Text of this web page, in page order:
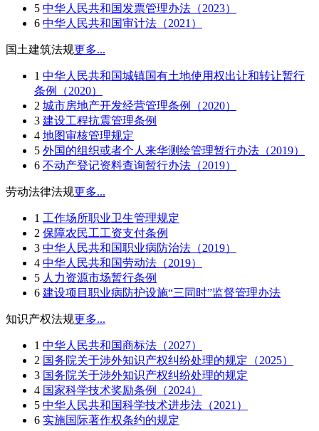
5 中华人民共和国发票管理办法（2023）
6 中华人民共和国审计法（2021）
国土建筑法规更多...
1 中华人民共和国城镇国有土地使用权出让和转让暂行
条例（2020）
2 城市房地产开发经营管理条例（2020）
3 建设工程抗震管理条例
4 地图审核管理规定
5 外国的组织或者个人来华测绘管理暂行办法（2019）
6 不动产登记资料查询暂行办法（2019）
劳动法律法规更多...
1 工作场所职业卫生管理规定
2 保障农民工工资支付条例
3 中华人民共和国职业病防治法（2019）
4 中华人民共和国劳动法（2019）
5 人力资源市场暂行条例
6 建设项目职业病防护设施“三同时”监督管理办法
知识产权法规更多...
1 中华人民共和国商标法（2027）
2 国务院关于涉外知识产权纠纷处理的规定（2025）
3 国务院关于涉外知识产权纠纷处理的规定
4 国家科学技术奖励条例（2024）
5 中华人民共和国科学技术进步法（2021）
6 实施国际著作权条约的规定